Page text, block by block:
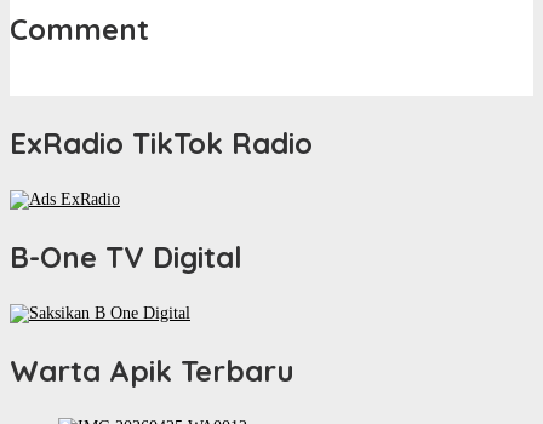
Comment
ExRadio TikTok Radio
B-One TV Digital
Warta Apik Terbaru